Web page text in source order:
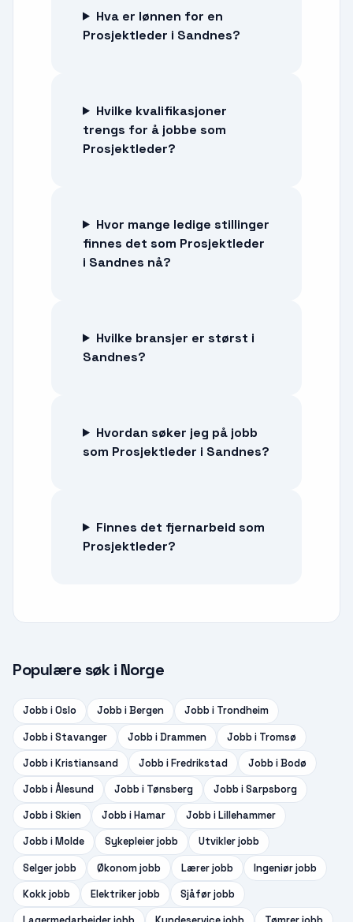
Hva er lønnen for en
Prosjektleder i Sandnes?
Hvilke kvalifikasjoner
trengs for å jobbe som
Prosjektleder?
Hvor mange ledige stillinger
finnes det som Prosjektleder
i Sandnes nå?
Hvilke bransjer er størst i
Sandnes?
Hvordan søker jeg på jobb
som Prosjektleder i Sandnes?
Finnes det fjernarbeid som
Prosjektleder?
Populære søk i Norge
Jobb iOslo Jobb iBergen Jobb i Trondheim
Jobb iStavanger Jobb iDrammen Jobb i Tromsø
Jobb iKristiansand Jobb iFredrikstad Jobb iBodø
Jobb iÅlesund Jobb i Tønsberg Jobb iSarpsborg
Jobb iSkien Jobb iHamar Jobb iLillehammer
Jobb iMolde Sykepleierjobb Utviklerjobb
Selgerjobb Økonomjobb Lærerjobb Ingeniørjobb
Kokkjobb Elektrikerjobb Sjåførjobb